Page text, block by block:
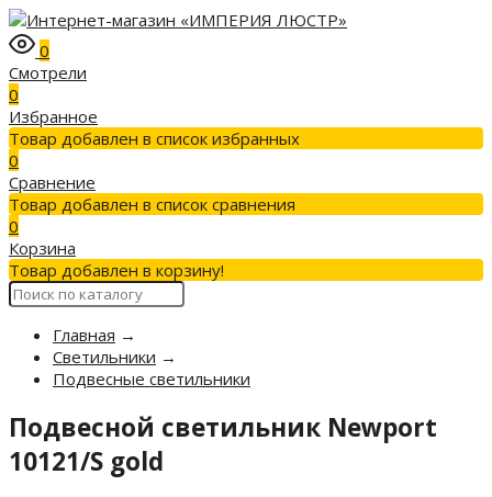
0
Смотрели
0
Избранное
Товар добавлен в список избранных
0
Сравнение
Товар добавлен в список сравнения
0
Корзина
Товар добавлен в корзину!
Главная →
Светильники →
Подвесные светильники
Подвесной светильник Newport
10121/S gold